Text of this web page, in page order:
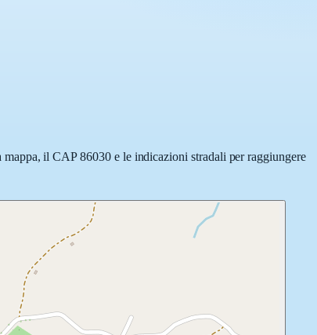
il CAP 86030 e le indicazioni stradali per raggiungere